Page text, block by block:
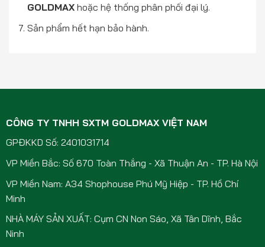
GOLDMAXhoặc hệ thống phân phối đại lý.
Sản phẩm hết hạn bảo hành.
CÔNG TY TNHH SXTM GOLDMAX VIỆT NAM
GPĐKKD Số: 2401031714
VP Miền Bắc: Số 670 Toàn Thắng - Xã Thuận An - TP. Hà Nội
VP Miền Nam: A34 Shophouse Phú Mỹ Hiệp - TP. Hồ Chí
Minh
NHÀ MÁY SẢN XUẤT: Cụm CN Non Sáo, Xã Tân Dĩnh, Bắc
Ninh